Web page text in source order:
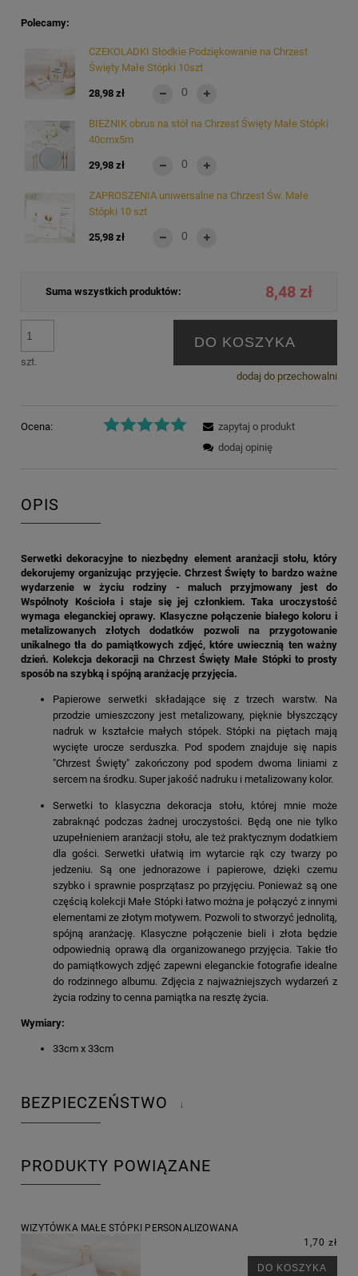
Polecamy:
ZAPROSZENIA uniwersalne na Chrzest Św. Małe
Stópki 10 szt
25,98 zł
BIEŻNIK obrus na stół na Chrzest Święty Małe Stópki
40cmx5m
29,98 zł
CZEKOLADKI Słodkie Podziękowanie na Chrzest
Święty Małe Stópki 10szt
28,98 zł
Suma wszystkich produktów: 8,48 zł
szt.
DO KOSZYKA
dodaj do przechowalni
Ocena:
zapytaj o produkt
dodaj opinię
OPIS
Serwetki dekoracyjne to niezbędny element aranżacji stołu, który
dekorujemy organizując przyjęcie. Chrzest Święty to bardzo ważne
wydarzenie w życiu rodziny - maluch przyjmowany jest do
Wspólnoty Kościoła i staje się jej członkiem. Taka uroczystość
wymaga eleganckiej oprawy. Klasyczne połączenie białego koloru i
metalizowanych złotych dodatków pozwoli na przygotowanie
unikalnego tła do pamiątkowych zdjęć, które uwiecznią ten ważny
dzień. Kolekcja dekoracji na Chrzest Święty Małe Stópki to prosty
sposób na szybką i spójną aranżację przyjęcia.
Papierowe serwetki składające się z trzech warstw. Na
przodzie umieszczony jest metalizowany, pięknie błyszczący
nadruk w kształcie małych stópek. Stópki na piętach mają
wycięte urocze serduszka. Pod spodem znajduje się napis
"Chrzest Święty" zakończony pod spodem dwoma liniami z
sercem na środku. Super jakość nadruku i metalizowany kolor.
Serwetki to klasyczna dekoracja stołu, której mnie może
zabraknąć podczas żadnej uroczystości. Będą one nie tylko
uzupełnieniem aranżacji stołu, ale też praktycznym dodatkiem
dla gości. Serwetki ułatwią im wytarcie rąk czy twarzy po
jedzeniu. Są one jednorazowe i papierowe, dzięki czemu
szybko i sprawnie posprzątasz po przyjęciu. Ponieważ są one
częścią kolekcji Małe Stópki łatwo można je połączyć z innymi
elementami ze złotym motywem. Pozwoli to stworzyć jednolitą,
spójną aranżację. Klasyczne połączenie bieli i złota będzie
odpowiednią oprawą dla organizowanego przyjęcia. Takie tło
do pamiątkowych zdjęć zapewni eleganckie fotografie idealne
do rodzinnego albumu. Zdjęcia z najważniejszych wydarzeń z
życia rodziny to cenna pamiątka na resztę życia.
Wymiary:
33cm x 33cm
BEZPIECZEŃSTWO ↓
PRODUKTY POWIĄZANE
WIZYTÓWKA MAŁE STÓPKI PERSONALIZOWANA
1,70 zł
DO KOSZYKA